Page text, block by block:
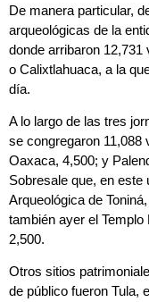
De manera particular,
arqueológicas de la
donde arribaron
o Calixtlahuaca, a la
día.
A lo largo de las tres
se congregaron 11,088
Oaxaca, 4,500; y
Sobresale que, en este
Arqueológica de
también ayer el
2,500.
Otros sitios
de público fueron Tula,